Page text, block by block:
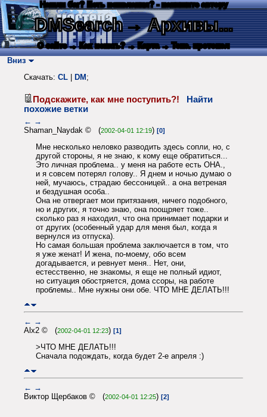
Нашли баг? Есть пожелания? - напишите автору
DMSearch→ Архивы...
О сайте → Как искать? → Карта → Текс. протокол
Вниз
Скачать: CL DM ;
Подскажите, как мне поступить?!
Найти
похожие ветки
← →
Shaman_Naydak © (2002-04-01 12:19) [0]
Мне несколько неловко разводить здесь сопли, но, с
другой стороны, я не знаю, к кому еще обратиться...
Это личная проблема.. у меня на работе есть ОНА.,
и я совсем потерял голову.. Я днем и ночью думаю о
ней, мучаюсь, страдаю бессоницей.. а она ветреная
и бездушная особа..
Она не отвергает мои притязания, ничего подобного,
но и других, я точно знаю, она поощряет тоже..
сколько раз я находил, что она принимает подарки и
от других (особенный удар для меня был, когда я
вернулся из отпуска).
Но самая большая проблема заключается в том, что
я уже женат! И жена, по-моему, обо всем
догадывается, и ревнует меня.. Нет, они,
естесственно, не знакомы, я еще не полный идиот,
но ситуация обостряется, дома ссоры, на работе
проблемы.. Мне нужны они обе. ЧТО МНЕ ДЕЛАТЬ!!!
← →
Alx2 © (2002-04-01 12:23) [1]
>ЧТО МНЕ ДЕЛАТЬ!!!
Сначала подождать, когда будет 2-е апреля :)
← →
Виктор Щербаков © (2002-04-01 12:25) [2]